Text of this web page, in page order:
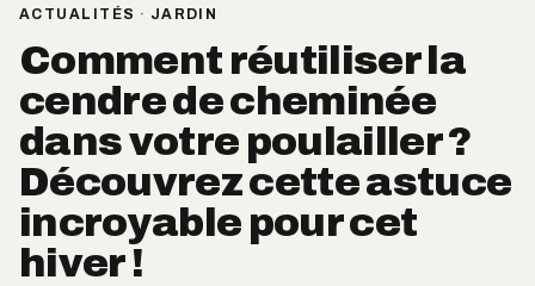
ACTUALITÉS · JARDIN
Comment réutiliser la
cendre de cheminée
dans votre poulailler ?
Découvrez cette astuce
incroyable pour cet
hiver !